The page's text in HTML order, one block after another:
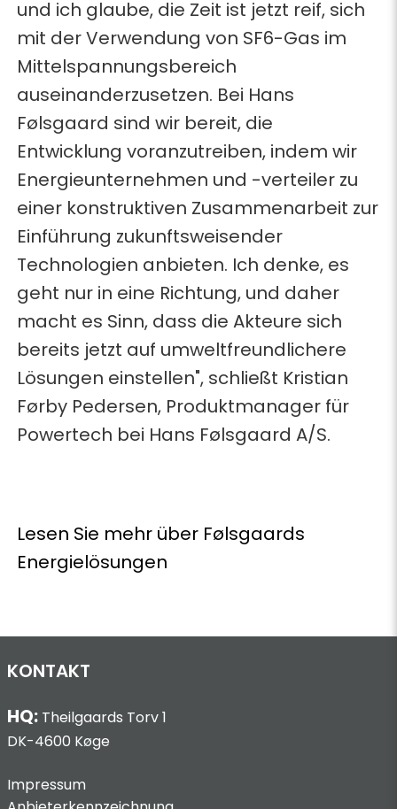
und ich glaube, die Zeit ist jetzt reif, sich
mit der Verwendung von SF6-Gas im
Mittelspannungsbereich
auseinanderzusetzen. Bei Hans
Følsgaard sind wir bereit, die
Entwicklung voranzutreiben, indem wir
Energieunternehmen und -verteiler zu
einer konstruktiven Zusammenarbeit zur
Einführung zukunftsweisender
Technologien anbieten. Ich denke, es
geht nur in eine Richtung, und daher
macht es Sinn, dass die Akteure sich
bereits jetzt auf umweltfreundlichere
Lösungen einstellen", schließt Kristian
Førby Pedersen, Produktmanager für
Powertech bei Hans Følsgaard A/S.
Lesen Sie mehr über Følsgaards
Energielösungen
KONTAKT
HQ: Theilgaards Torv 1
DK-4600 Køge
Impressum